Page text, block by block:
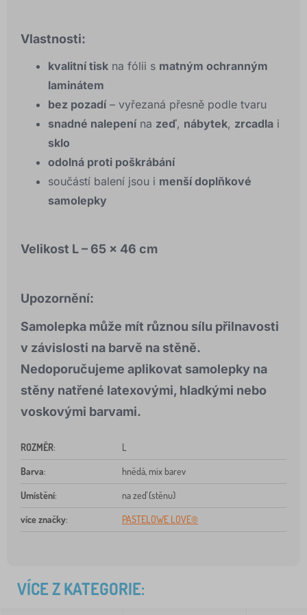
Vlastnosti:
kvalitní tisk na fólii s matným ochranným
laminátem
bez pozadí – vyřezaná přesně podle tvaru
snadné nalepení na zeď, nábytek, zrcadla i
sklo
odolná proti poškrábání
součástí balení jsou i menší doplňkové
samolepky
Velikost L – 65 × 46 cm
Upozornění:
Samolepka může mít různou sílu přilnavosti
v závislosti na barvě na stěně.
Nedoporučujeme aplikovat samolepky na
stěny natřené latexovými, hladkými nebo
voskovými barvami.
ROZMĚR: L
Barva: hnědá, mix barev
Umístění: na zeď (stěnu)
více značky: PASTELOWE LOVE®
VÍCE Z KATEGORIE: